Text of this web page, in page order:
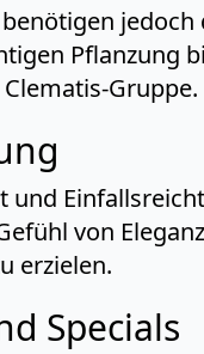
Pflanzung
Gruppe.
und
von
erzielen.
Specials